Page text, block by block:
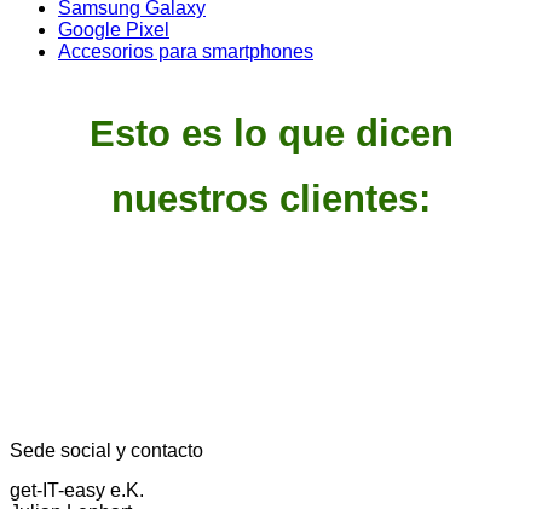
Samsung Galaxy
Google Pixel
Accesorios para smartphones
Esto es lo que dicen
nuestros clientes:
Sede social y contacto
get-IT-easy e.K.